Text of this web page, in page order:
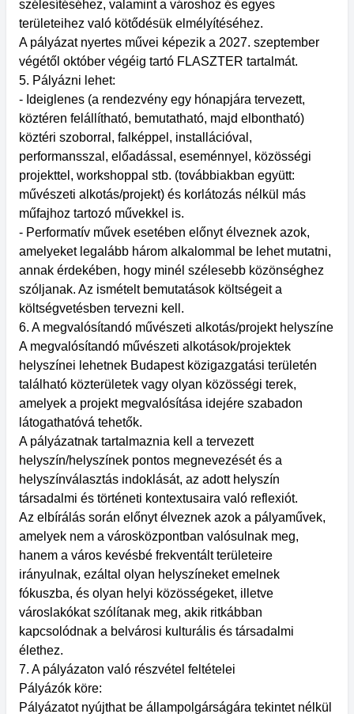
szélesítéséhez, valamint a városhoz és egyes
területeihez való kötődésük elmélyítéséhez.
A pályázat nyertes művei képezik a 2027. szeptember
végétől október végéig tartó FLASZTER tartalmát.
5. Pályázni lehet:
- Ideiglenes (a rendezvény egy hónapjára tervezett,
köztéren felállítható, bemutatható, majd elbontható)
köztéri szoborral, falképpel, installációval,
performansszal, előadással, eseménnyel, közösségi
projekttel, workshoppal stb. (továbbiakban együtt:
művészeti alkotás/projekt) és korlátozás nélkül más
műfajhoz tartozó művekkel is.
- Performatív művek esetében előnyt élveznek azok,
amelyeket legalább három alkalommal be lehet mutatni,
annak érdekében, hogy minél szélesebb közönséghez
szóljanak. Az ismételt bemutatások költségeit a
költségvetésben tervezni kell.
6. A megvalósítandó művészeti alkotás/projekt helyszíne
A megvalósítandó művészeti alkotások/projektek
helyszínei lehetnek Budapest közigazgatási területén
található közterületek vagy olyan közösségi terek,
amelyek a projekt megvalósítása idejére szabadon
látogathatóvá tehetők.
A pályázatnak tartalmaznia kell a tervezett
helyszín/helyszínek pontos megnevezését és a
helyszínválasztás indoklását, az adott helyszín
társadalmi és történeti kontextusaira való reflexiót.
Az elbírálás során előnyt élveznek azok a pályaművek,
amelyek nem a városközpontban valósulnak meg,
hanem a város kevésbé frekventált területeire
irányulnak, ezáltal olyan helyszíneket emelnek
fókuszba, és olyan helyi közösségeket, illetve
városlakókat szólítanak meg, akik ritkábban
kapcsolódnak a belvárosi kulturális és társadalmi
élethez.
7. A pályázaton való részvétel feltételei
Pályázók köre:
Pályázatot nyújthat be állampolgárságára tekintet nélkül